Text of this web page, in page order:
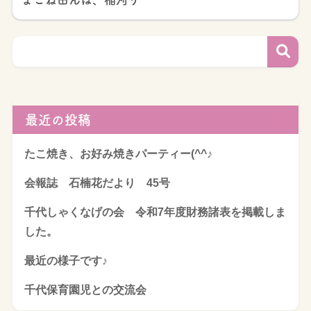
最近の投稿
たこ焼き、お好み焼きパーティー(^^♪
会報誌 石楠花だより 45号
千代しゃくなげの会 令和7年度財務諸表を掲載しま
した。
最近の様子です♪
千代保育園児との交流会